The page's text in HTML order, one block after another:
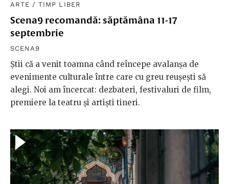
ARTE /TIMP LIBER
Scena9 recomandă: săptămâna 11-17
septembrie
SCENA9
Știi că a venit toamna când reîncepe avalanșa de
evenimente culturale între care cu greu reușești să
alegi. Noi am încercat: dezbateri, festivaluri de film,
premiere la teatru și artiști tineri.